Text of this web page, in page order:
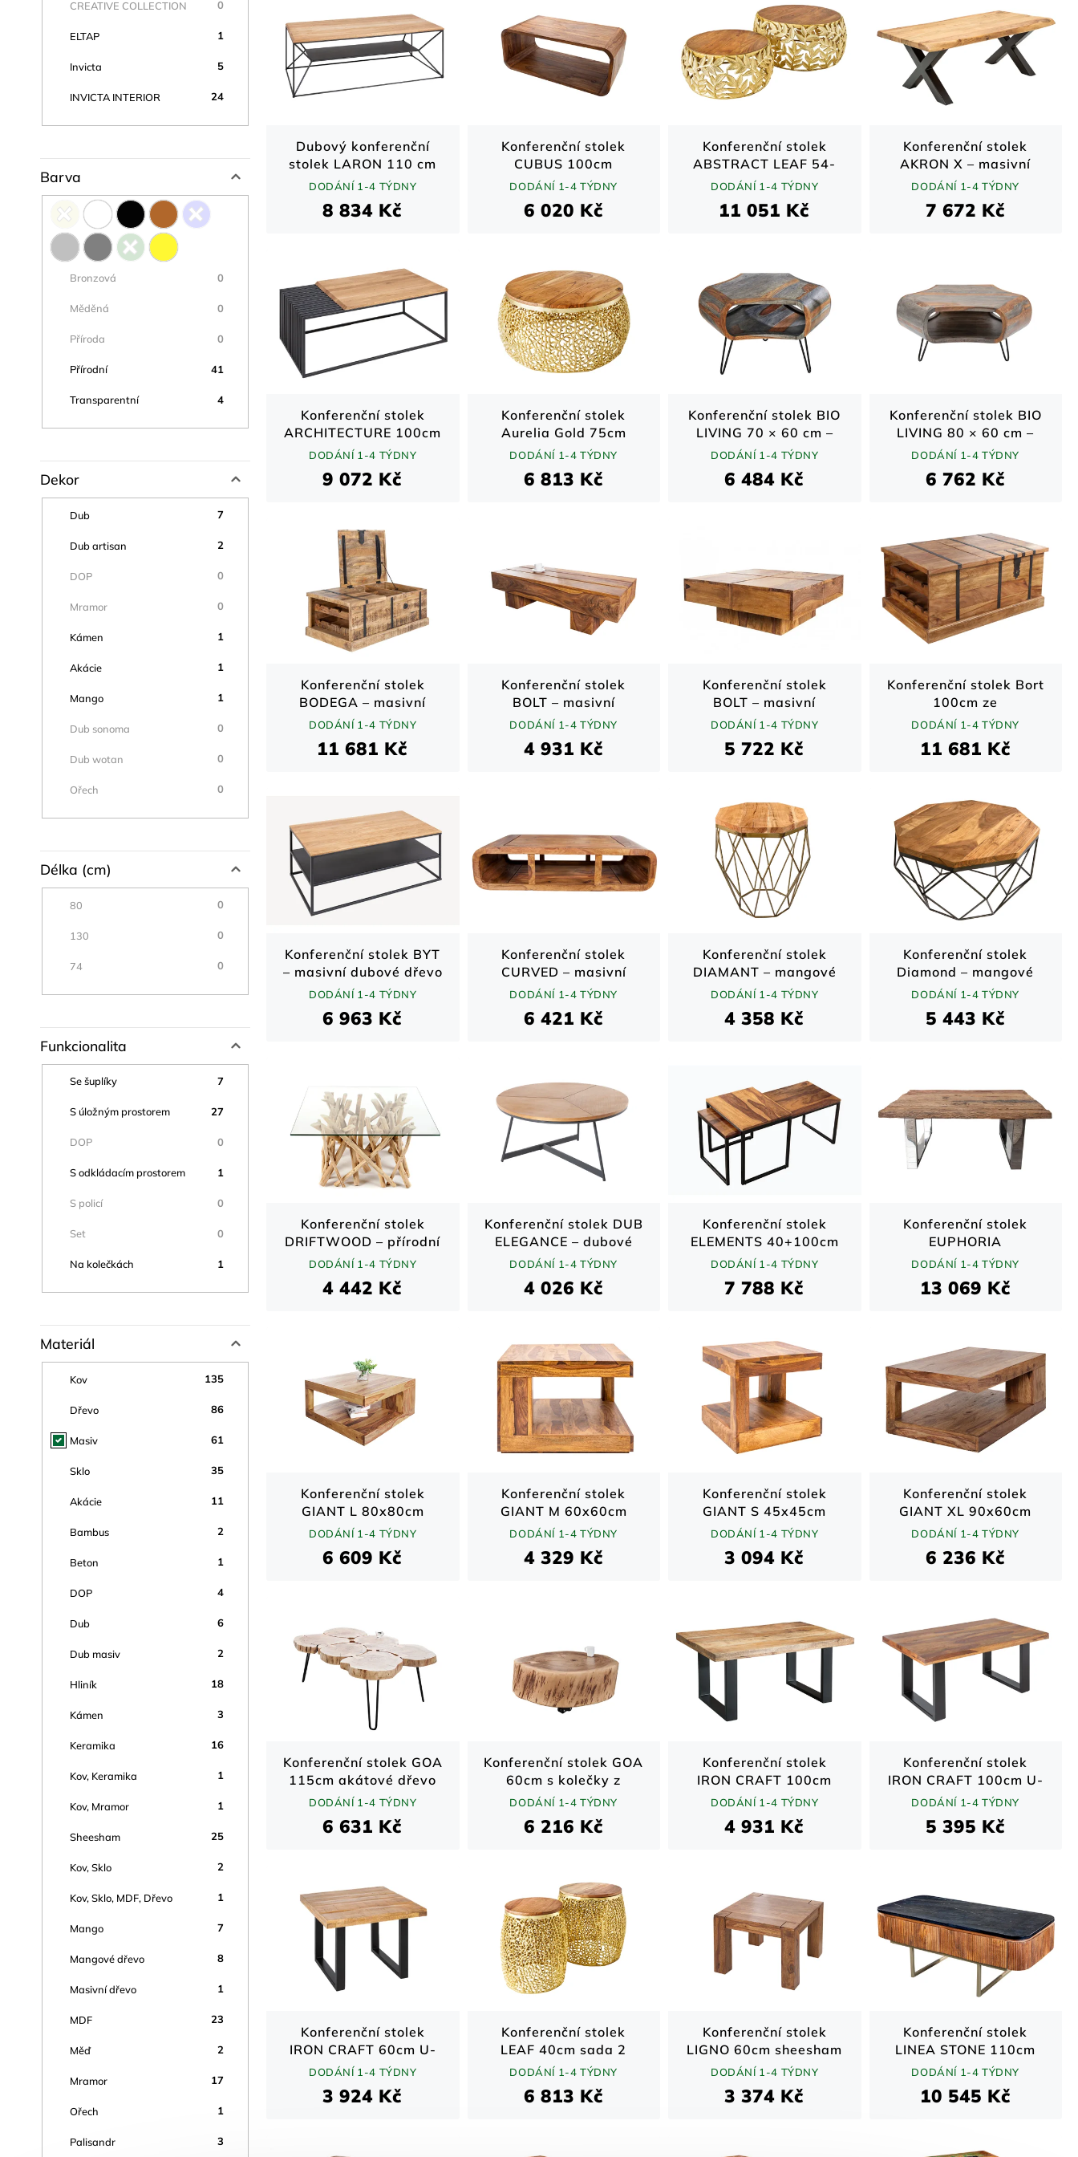
CREATIVE COLLECTION 0
ELTAP 1
Invicta 5
INVICTA INTERIOR 24
Barva
Bronzová 0
Měděná 0
Příroda 0
Přírodní 41
Transparentní 4
Dekor
Dub 7
Dub artisan 2
DOP 0
Mramor 0
Kámen 1
Akácie 1
Mango 1
Dub sonoma 0
Dub wotan 0
Ořech 0
Délka (cm)
80 0
130 0
74 0
Funkcionalita
Se šuplíky 7
S úložným prostorem 27
DOP 0
S odkládacím prostorem 1
S policí 0
Set 0
Na kolečkách 1
Materiál
Kov 135
Dřevo 86
Masiv 61
Sklo 35
Akácie 11
Bambus 2
Beton 1
DOP 4
Dub 6
Dub masiv 2
Hliník 18
Kámen 3
Keramika 16
Kov, Keramika 1
Kov, Mramor 1
Sheesham 25
Kov, Sklo 2
Kov, Sklo, MDF, Dřevo 1
Mango 7
Mangové dřevo 8
Masivní dřevo 1
MDF 23
Měď 2
Mramor 17
Ořech 1
Palisandr 3
Dubový konferenční
stolek LARON 110 cm
DODÁNÍ 1-4 TÝDNY
8 834 Kč
Konferenční stolek
CUBUS 100cm
sheeshamové dřevo
DODÁNÍ 1-4 TÝDNY
6 020 Kč
Konferenční stolek
ABSTRACT LEAF 54-
68cm sada 2 zlatých s
dřeva
DODÁNÍ 1-4 TÝDNY
11 051 Kč
Konferenční stolek
AKRON X – masivní
akát, kovová podnož
DODÁNÍ 1-4 TÝDNY
7 672 Kč
Konferenční stolek
ARCHITECTURE 100cm
dub a kov
DODÁNÍ 1-4 TÝDNY
9 072 Kč
Konferenční stolek
Aurelia Gold 75cm
zlatý s deskou z
akáciového dřeva
DODÁNÍ 1-4 TÝDNY
6 813 Kč
Konferenční stolek BIO
LIVING 70 × 60 cm –
sheeshamové dřevo /
šedý lak / černé nohy
DODÁNÍ 1-4 TÝDNY
6 484 Kč
Konferenční stolek BIO
LIVING 80 × 60 cm –
sheeshamové dřevo /
přírodní / černé nohy
DODÁNÍ 1-4 TÝDNY
6 762 Kč
Konferenční stolek
BODEGA – masivní
mangové dřevo /
přírodní / 100 cm
DODÁNÍ 1-4 TÝDNY
11 681 Kč
Konferenční stolek
BOLT – masivní
sheeshamové dřevo /
přírodní / 100 cm
DODÁNÍ 1-4 TÝDNY
4 931 Kč
Konferenční stolek
BOLT – masivní
sheeshamové dřevo /
přírodní / 70 cm
DODÁNÍ 1-4 TÝDNY
5 722 Kč
Konferenční stolek Bort
100cm ze
sheeshamového dřeva
s kovovým kováním
DODÁNÍ 1-4 TÝDNY
11 681 Kč
Konferenční stolek BYT
– masivní dubové dřevo
a kov / přírodní / 95 cm
DODÁNÍ 1-4 TÝDNY
6 963 Kč
Konferenční stolek
CURVED – masivní
sheeshamové dřevo /
DODÁNÍ 1-4 TÝDNY
6 421 Kč
Konferenční stolek
DIAMANT – mangové
dřevo a mosazný rám /
DODÁNÍ 1-4 TÝDNY
4 358 Kč
Konferenční stolek
Diamond – mangové
dřevo a kov / přírodní /
DODÁNÍ 1-4 TÝDNY
5 443 Kč
Konferenční stolek
DRIFTWOOD – přírodní
/ 60 cm
DODÁNÍ 1-4 TÝDNY
4 442 Kč
Konferenční stolek DUB
ELEGANCE – dubové
dřevo a kov / přírodní /
DODÁNÍ 1-4 TÝDNY
4 026 Kč
Konferenční stolek
ELEMENTS 40+100cm
sada 2ks
DODÁNÍ 1-4 TÝDNY
7 788 Kč
Konferenční stolek
EUPHORIA
BARRACUDA 110cm
40mm teakové dřevo
DODÁNÍ 1-4 TÝDNY
13 069 Kč
Konferenční stolek
GIANT L 80x80cm
sheesham
DODÁNÍ 1-4 TÝDNY
6 609 Kč
Konferenční stolek
GIANT M 60x60cm
sheesham
DODÁNÍ 1-4 TÝDNY
4 329 Kč
Konferenční stolek
GIANT S 45x45cm
dřevo sheesham
DODÁNÍ 1-4 TÝDNY
3 094 Kč
Konferenční stolek
GIANT XL 90x60cm
sheesham
DODÁNÍ 1-4 TÝDNY
6 236 Kč
Konferenční stolek GOA
115cm akátové dřevo
přírodní
DODÁNÍ 1-4 TÝDNY
6 631 Kč
Konferenční stolek GOA
60cm s kolečky z
akáciového dřeva
DODÁNÍ 1-4 TÝDNY
6 216 Kč
Konferenční stolek
IRON CRAFT 100cm
mango přírodní
industriální styl
DODÁNÍ 1-4 TÝDNY
4 931 Kč
Konferenční stolek
IRON CRAFT 100cm U-
nohy ze
sheeshamového dřeva
DODÁNÍ 1-4 TÝDNY
5 395 Kč
Konferenční stolek
IRON CRAFT 60cm U-
nohy mangové dřevo
DODÁNÍ 1-4 TÝDNY
3 924 Kč
Konferenční stolek
LEAF 40cm sada 2
zlatých s deskou z
akáciového dřeva
DODÁNÍ 1-4 TÝDNY
6 813 Kč
Konferenční stolek
LIGNO 60cm sheesham
DODÁNÍ 1-4 TÝDNY
3 374 Kč
Konferenční stolek
LINEA STONE 110cm
Masiv/hnědá
DODÁNÍ 1-4 TÝDNY
10 545 Kč